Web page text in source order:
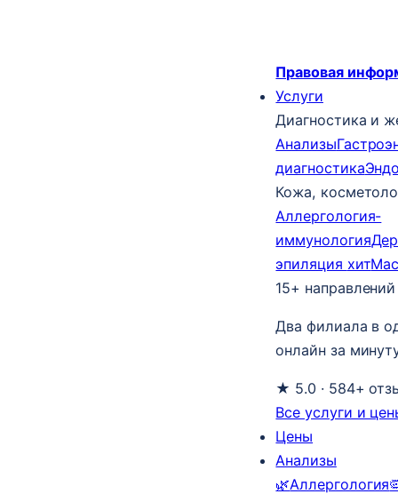
Правовая
Услуги
Диагностика и
Анализы
диагностика
Кожа,
Аллергология-
иммунология
эпиляция хит
15+
Два филиала в
онлайн за
★ 5.0 · 584+
Все услуги и
Цены
Анализы
🌿Аллергология